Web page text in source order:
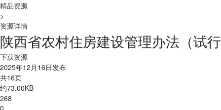
精品资源
>
资源详情
陕西省农村住房建设管理办法（试
下载资源
2025年12月16日发布
共16页
约73.00KB
268
0